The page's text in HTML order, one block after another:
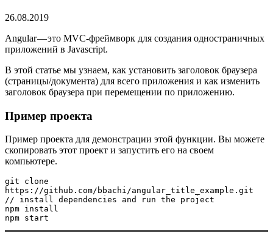
26.08.2019
Angular — это MVC-фреймворк для создания одностраничных
приложений в Javascript.
В этой статье мы узнаем, как установить заголовок браузера
(страницы/документа) для всего приложения и как изменить
заголовок браузера при перемещении по приложению.
Пример проекта
Пример проекта для демонстрации этой функции. Вы можете
скопировать этот проект и запустить его на своем
компьютере.
git clone
https://github.com/bbachi/angular_title_example.git
// install dependencies and run the project
npm install
npm start